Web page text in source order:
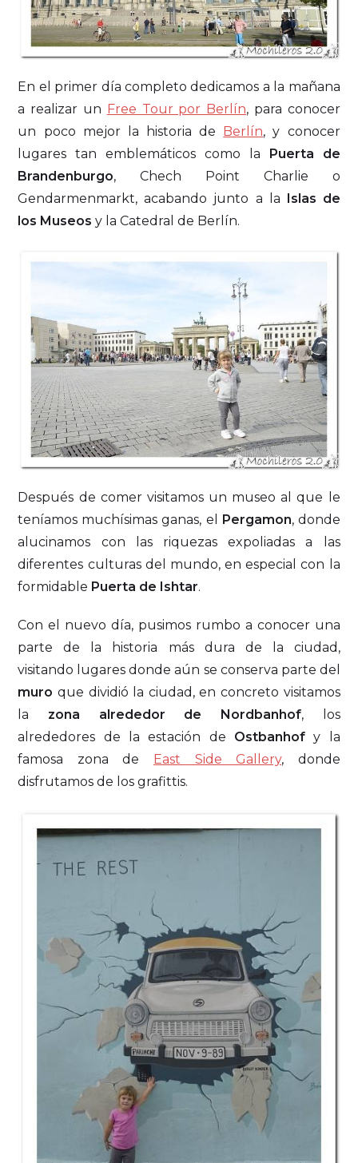
En el primer día completo dedicamos a la mañana
a realizar un Free Tour por Berlín, para conocer
un poco mejor la historia de Berlín, y conocer
lugares tan emblemáticos como la Puerta de
Brandenburgo, Chech Point Charlie o
Gendarmenmarkt, acabando junto a la Islas de
los Museos y la Catedral de Berlín.
Después de comer visitamos un museo al que le
teníamos muchísimas ganas, el Pergamon, donde
alucinamos con las riquezas expoliadas a las
diferentes culturas del mundo, en especial con la
formidable Puerta de Ishtar.
Con el nuevo día, pusimos rumbo a conocer una
parte de la historia más dura de la ciudad,
visitando lugares donde aún se conserva parte del
muro que dividió la ciudad, en concreto visitamos
la zona alrededor de Nordbanhof, los
alrededores de la estación de Ostbanhofy la
famosa zona de East Side Gallery, donde
disfrutamos de los grafittis.